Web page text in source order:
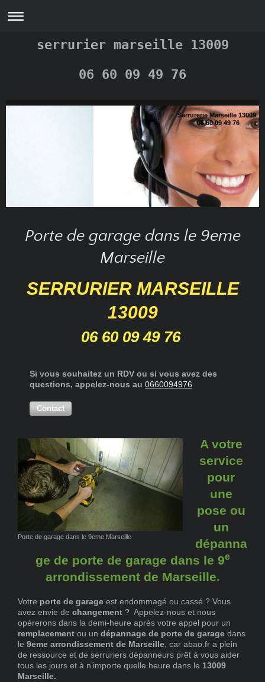
serrurier marseille 13009
06 60 09 49 76
Serrurerie Marseille 13009
06 60 09 49 76
Porte de garage dans le 9eme
Marseille
SERRURIER MARSEILLE
13009
06 60 09 49 76
Si vous souhaitez un RDV ou si vous avez des
questions, appelez-nous au 0660094976
Contact
Porte de garage dans le 9eme Marseille
A votre
service
pour
une
pose ou
un
dépanna
ge de porte de garage dans le 9e
arrondissement de Marseille.
Votre porte de garage est endommagé ou cassé ? Vous
avez envie de changement ? Appelez-nous et nous
opérerons dans la demi-heure après votre appel pour un
remplacement ou un dépannage de porte de garage dans
le 9eme arrondissement de Marseille , car abao.fr a plein
de ressource et de serruriers dépanneurs prêt à vous aider
tous les jours et à n’importe quelle heure dans le 13009
Marseille.